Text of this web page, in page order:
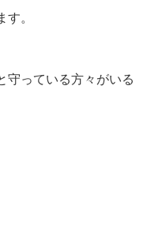
。
守っている方々がいる